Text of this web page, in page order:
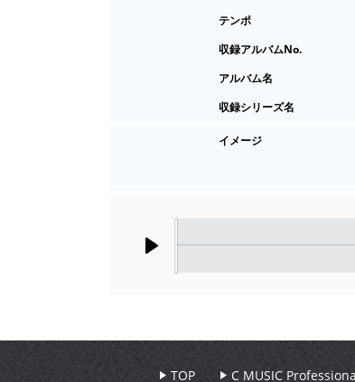
テンポ
収録アルバムNo.
アルバム名
収録シリーズ名
イメージ
TOP C MUSIC